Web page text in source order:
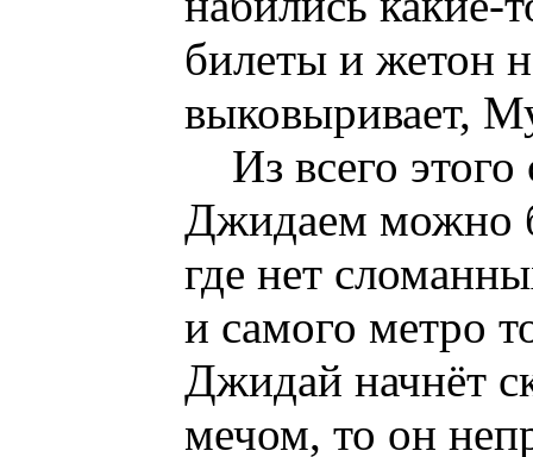
билеты и жетон
выковыривает,
Из всего
Джидаем можно
где нет
и самого метро
Джидай начнёт
мечом, то он